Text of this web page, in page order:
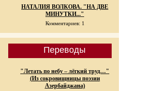
НАТАЛИЯ ВОЛКОВА. "НА ДВЕ
МИНУТКИ..."
Комментариев: 1
Переводы
"Летать по небу – лёгкий труд…"
(Из сокровищницы поэзии
Азербайджана)